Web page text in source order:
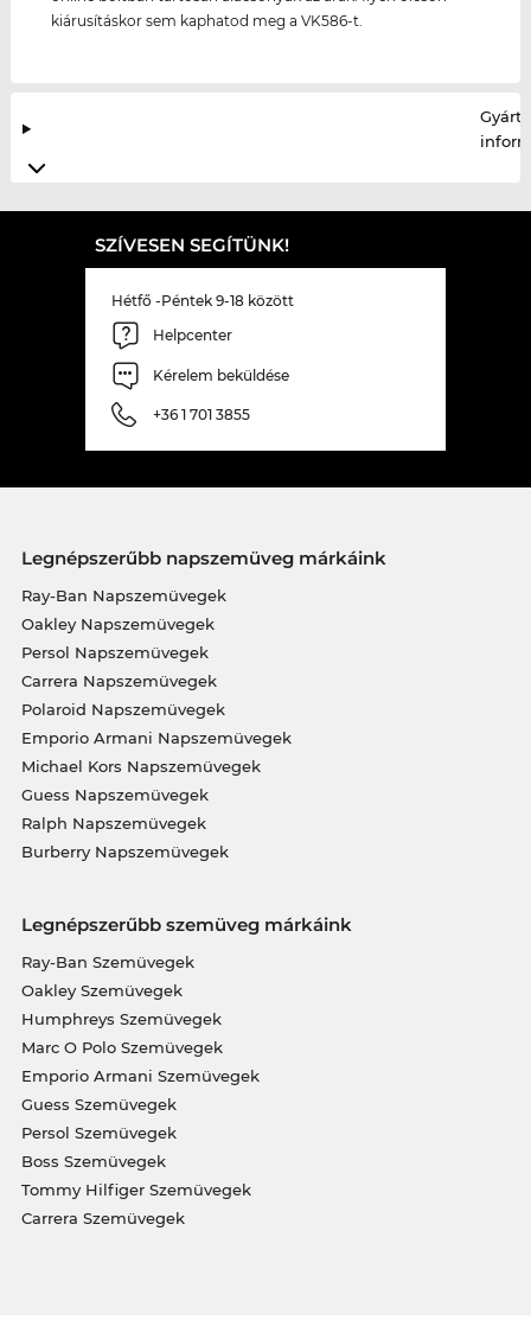
kiárusításkor sem kaphatod meg a VK586-t.
SZÍVESEN SEGÍTÜNK!
Hétfő -Péntek 9-18 között
Helpcenter
Kérelem beküldése
+36 1 701 3855
Legnépszerűbb napszemüveg márkáink
Ray-Ban Napszemüvegek
Oakley Napszemüvegek
Persol Napszemüvegek
Carrera Napszemüvegek
Polaroid Napszemüvegek
Emporio Armani Napszemüvegek
Michael Kors Napszemüvegek
Guess Napszemüvegek
Ralph Napszemüvegek
Burberry Napszemüvegek
Legnépszerűbb szemüveg márkáink
Ray-Ban Szemüvegek
Oakley Szemüvegek
Humphreys Szemüvegek
Marc O Polo Szemüvegek
Emporio Armani Szemüvegek
Guess Szemüvegek
Persol Szemüvegek
Boss Szemüvegek
Tommy Hilfiger Szemüvegek
Carrera Szemüvegek